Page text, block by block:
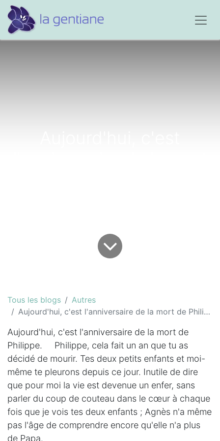
Tous les blogs
Autres
Aujourd'hui, c'est l'anniversaire de la mort de Philippe...
Aujourd'hui, c'est l'anniversaire de la mort de
Philippe. Philippe, cela fait un an que tu as
décidé de mourir. Tes deux petits enfants et moi-
même te pleurons depuis ce jour. Inutile de dire
que pour moi la vie est devenue un enfer, sans
parler du coup de couteau dans le cœur à chaque
fois que je vois tes deux enfants ; Agnès n'a même
pas l'âge de comprendre encore qu'elle n'a plus
de Papa.